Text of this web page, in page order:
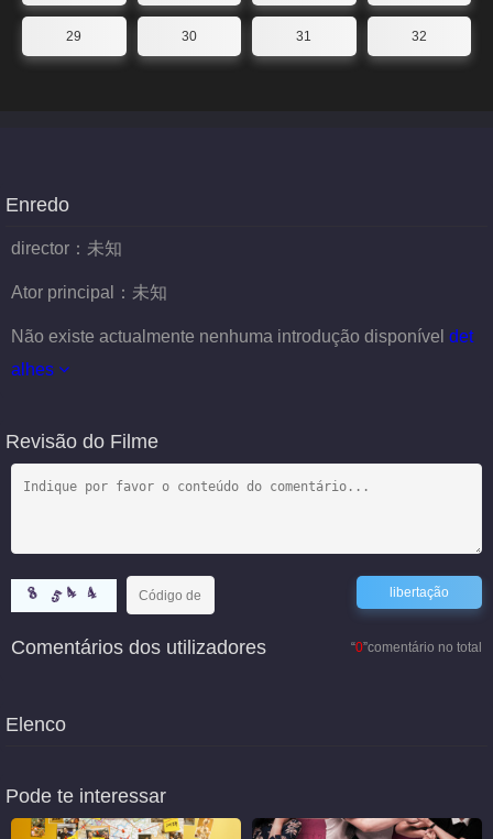
29 30 31 32
Enredo
director： 未知
Ator principal： 未知
Não existe actualmente nenhuma introdução disponível det
alhes
Revisão do Filme
“0”comentário no total
Comentários dos utilizadores
Elenco
Pode te interessar